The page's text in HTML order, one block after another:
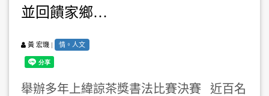
並回饋家鄉…
黃 宏璣 | 情。人文
舉辦多年上緯諒茶獎書法比賽決賽 近百名